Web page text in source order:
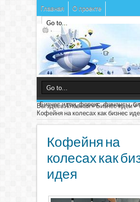
Главная О проекте
Бизнес идеи, форекс, финансы,
Вы здесь:Главная»Бизнес идеи»
Кофейня на колесах как бизнес
Кофейня на
колесах как
идея